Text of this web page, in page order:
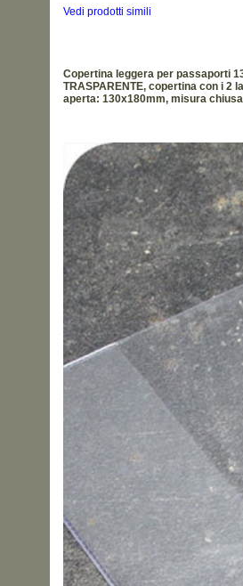
Vedi prodotti simili
Copertina leggera per passaporti
TRASPARENTE, copertina con i 2
aperta: 130x180mm, misura